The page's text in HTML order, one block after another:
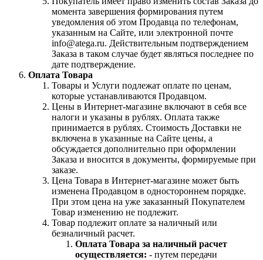
момента завершения формирования путем
уведомления об этом Продавца по телефонам,
указанным на Сайте, или электронной почте
info@atega.ru. Действительным подтверждением
Заказа в таком случае будет являться последнее по
дате подтверждение.
Оплата Товара
Товары и Услуги подлежат оплате по ценам,
которые устанавливаются Продавцом.
Цены в Интернет-магазине включают в себя все
налоги и указаны в рублях. Оплата также
принимается в рублях. Стоимость Доставки не
включена в указанные на Сайте цены, а
обсуждается дополнительно при оформлении
Заказа и вносится в документы, формируемые при
заказе.
Цена Товара в Интернет-магазине может быть
изменена Продавцом в одностороннем порядке.
При этом цена на уже заказанный Покупателем
Товар изменению не подлежит.
Товар подлежит оплате за наличный или
безналичный расчет.
Оплата Товара за наличный расчет
осуществляется: - путем передачи